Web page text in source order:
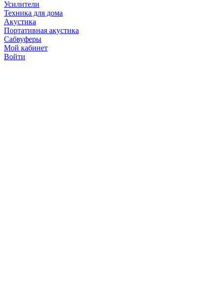
Усилители
Техника для дома
Акустика
Портативная акустика
Сабвуферы
Мой кабинет
Войти